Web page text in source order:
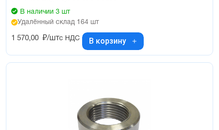
В наличии 3 шт
Удалённый склад 164 шт
1 570,00 ₽/штс НДС В корзину